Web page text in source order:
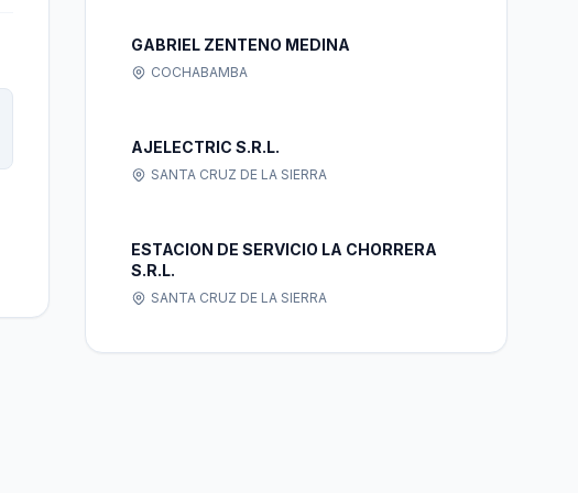
GABRIEL ZENTENO MEDINA
COCHABAMBA
AJELECTRIC S.R.L.
SANTA CRUZ DE LA SIERRA
ESTACION DE SERVICIO LA CHORRERA
S.R.L.
SANTA CRUZ DE LA SIERRA